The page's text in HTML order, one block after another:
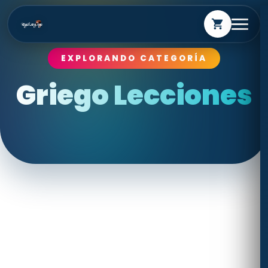
shopping_cart
EXPLORANDO CATEGORÍA
Griego Lecciones